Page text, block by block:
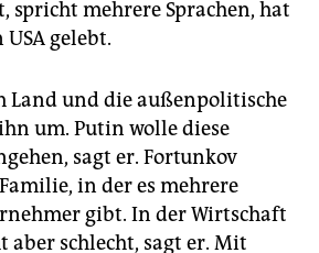
spricht mehrere Sprachen, hat
gelebt.
Land und die außenpolitische
um. Putin wolle diese
sagt er. Fortunkov
in der es mehrere
gibt. In der Wirtschaft
aber schlecht, sagt er. Mit